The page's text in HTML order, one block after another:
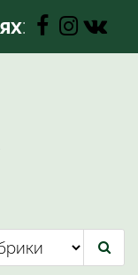
:
центр
центр, Растения
вашего сада